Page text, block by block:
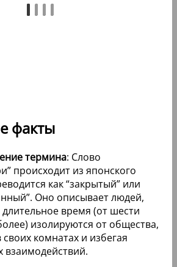
факты
термина: Слово
происходит из японского
как “закрытый” или
Оно описывает людей,
время (от шести
изолируются от общества,
своих комнатах и избегая
взаимодействий.